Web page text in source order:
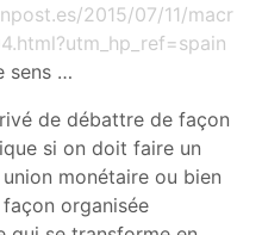
2015/07/11/macr
sens …
de débattre de façon
si on doit faire un
monétaire ou bien
façon organisée